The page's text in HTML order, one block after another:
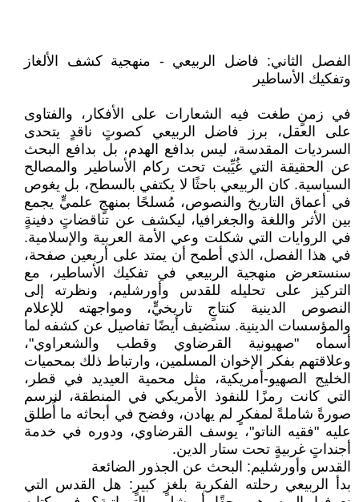
الفصل الثاني: فاضل الربيعي - منهجية كشف الألغاز
وتفكيك الأساطير
في زمنٍ طغت فيه الشعارات على الأفكار، والفتاوى
على العقل، برز فاضل الربيعي كصوتٍ ناقدٍ يتحدى
السرديات المقدسة، ليس بدافع الهدم، بل بدافع البحث
عن الحقيقة التي غُيِّبت تحت ركام الأساطير والمصالح
السياسية. كان الربيعي باحثًا لا يكتفي بالسطح، بل يغوص
في أعماق التاريخ والنصوص، مُسلحًا بمنهجٍ علميٍّ يجمع
بين الأثر واللغة والجغرافيا، ليكشف عن تناقضاتٍ دفينةٍ
في الروايات التي شكلت وعي الأمة العربية والإسلامية.
في هذا الفصل، الذي أطمح أن يمتد على أربعين صفحة،
سنستعرض منهجية الربيعي في تفكيك الأساطير، مع
التركيز على تحليله للقدس وأورشليم، ونظرته إلى
النصوص الدينية كنتاجٍ تاريخيٍّ، ومواجهته للإعلام
والمؤسسات الدينية. سنضيف أيضًا تفاصيل عن كشفه لما
أسماه "صهيونية القرضاوي وقطب والشعراوي"،
وعلاقتهم بفكر الإخوان المسلمين، وارتباط ذلك بمحميات
الخليج الصهيو-أمريكية، مثل محمية العيديد في قطر،
التي كانت رمزًا للنفوذ الأمريكي في المنطقة، لنرسم
صورةً شاملةً لمفكرٍ لم يهادن، وفضح في أبحاثه ما أُطلق
عليه "فقيه الناتو"، يوسف القرضاوي، ودوره في خدمة
أجنداتٍ غربيةٍ تحت ستار الدين.
القدس وأورشليم: البحث عن الجذور الضائعة
بدأ الربيعي رحلته الفكرية بلغزٍ كبيرٍ: هل القدس التي